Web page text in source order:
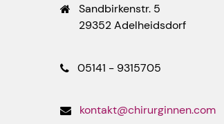
Sandbirkenstr. 5
29352 Adelheidsdorf
05141 - 9315705
kontakt@chirurginnen.com